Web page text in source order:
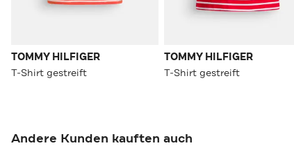
TOMMY HILFIGER
T-Shirt gestreift
TOMMY HILFIGER
T-Shirt gestreift
Andere Kunden kauften auch